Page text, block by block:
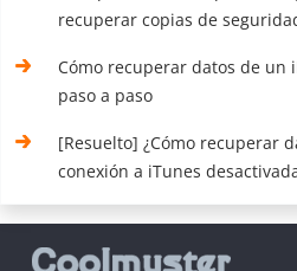
recuperar copias de
Cómo recuperar datos de un
paso a paso
[Resuelto] ¿Cómo recuperar
conexión a iTunes